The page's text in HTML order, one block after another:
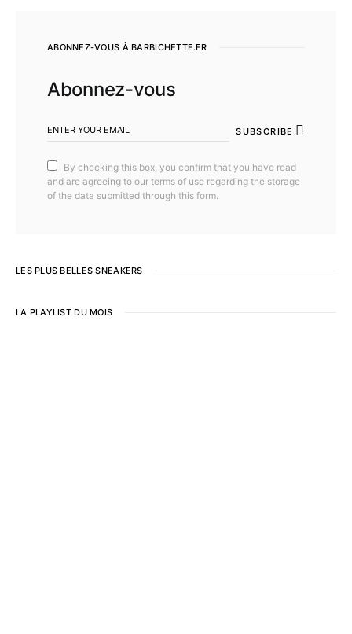
ABONNEZ-VOUS À BARBICHETTE.FR
Abonnez-vous
SUBSCRIBE
By checking this box, you confirm that you have read
and are agreeing to our terms of use regarding the storage
of the data submitted through this form.
LES PLUS BELLES SNEAKERS
LA PLAYLIST DU MOIS